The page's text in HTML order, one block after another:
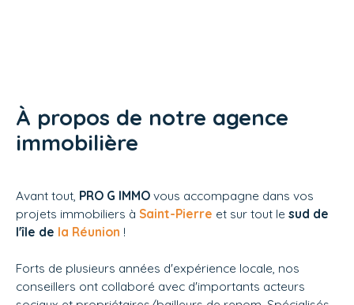
À propos de notre agence
immobilière
Avant tout, PRO G IMMO vous accompagne dans vos
projets immobiliers à Saint-Pierre et sur tout le sud de
l'île de la Réunion !
Forts de plusieurs années d'expérience locale, nos
conseillers ont collaboré avec d'importants acteurs